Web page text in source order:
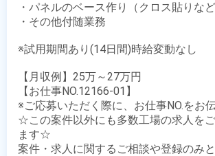
・パネルのベース作り（クロス貼りなど
・その他付随業務
※試用期間あり(14日間)時給変動なし
【月収例】25万～27万円
【お仕事NO.12166-01】
※ご応募いただく際に、お仕事NO.をお
☆この案件以外にも多数工場の求人を
ます☆
案件・求人に関するご相談や登録のみ